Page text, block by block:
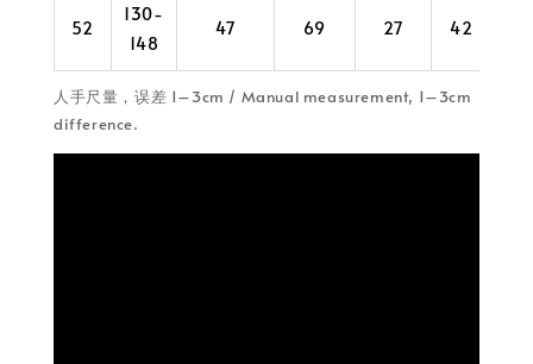
52
130-
148
47 69 27 42
人手尺量，误差 1–3cm / Manual measurement, 1–3cm
difference.